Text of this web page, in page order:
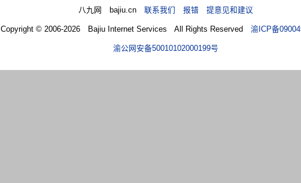
八九网 bajiu.cn联系我们 报错 提意见和建议
Copyright © 2006-2026 Bajiu Internet Services All Rights Reserved 渝ICP备
渝公网安备50010102000199号